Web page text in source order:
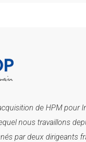
de HPM
nous travaillons
par deux dirigeants